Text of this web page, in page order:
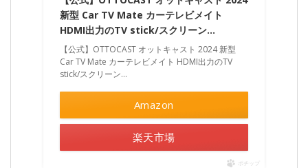
新型 Car TV Mate カーテレビメイト
HDMI出力のTV stick/スクリーン…
【公式】OTTOCAST オットキャスト 2024 新型
Car TV Mate カーテレビメイト HDMI出力のTV
stick/スクリーン…
Amazon
楽天市場
ポチップ